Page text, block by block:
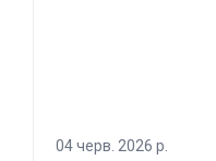
04 черв. 2026 р.